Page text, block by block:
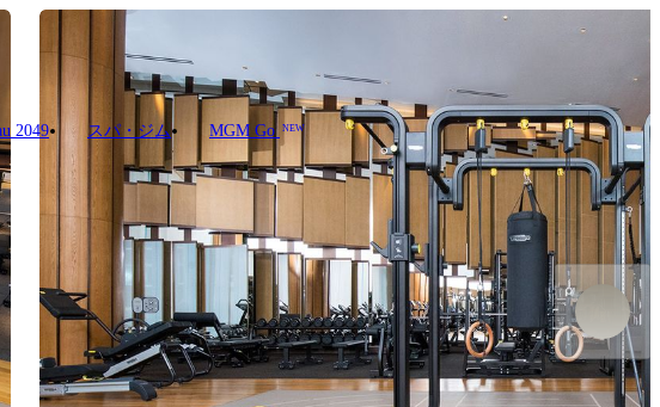
2049 スパ・ジム MGM Go NEW